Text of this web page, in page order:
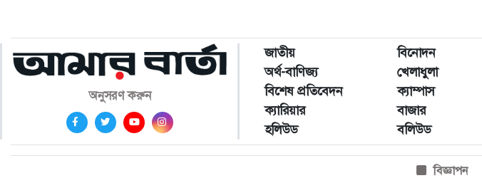
অনুসরণ করুন
জাতীয় বিনোদন
অর্থ-বাণিজ্য
খেলাধুলা
বিশেষ প্রতিবেদন
ক্যাম্পাস
ক্যারিয়ার
বাজার
হলিউড
বলিউড
বিজ্ঞাপন